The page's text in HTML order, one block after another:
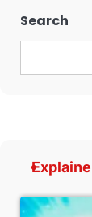
Search